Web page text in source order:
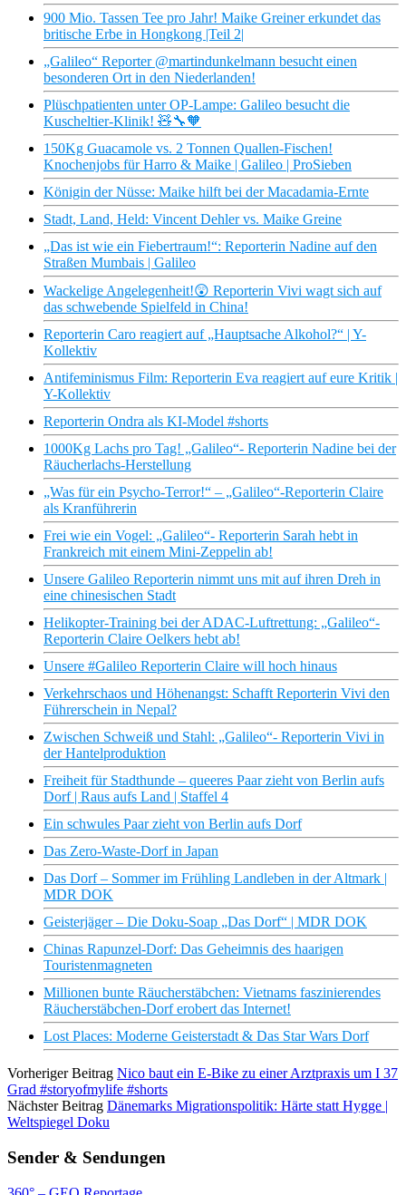
900 Mio. Tassen Tee pro Jahr! Maike Greiner erkundet das
britische Erbe in Hongkong |Teil 2|
„Galileo“ Reporter @martindunkelmann besucht einen
besonderen Ort in den Niederlanden!
Plüschpatienten unter OP-Lampe: Galileo besucht die
Kuscheltier-Klinik! 🧸🔧🧡
150Kg Guacamole vs. 2 Tonnen Quallen-Fischen!
Knochenjobs für Harro & Maike | Galileo | ProSieben
Königin der Nüsse: Maike hilft bei der Macadamia-Ernte
Stadt, Land, Held: Vincent Dehler vs. Maike Greine
„Das ist wie ein Fiebertraum!“: Reporterin Nadine auf den
Straßen Mumbais | Galileo
Wackelige Angelegenheit!😲 Reporterin Vivi wagt sich auf
das schwebende Spielfeld in China!
Reporterin Caro reagiert auf „Hauptsache Alkohol?“ | Y-
Kollektiv
Antifeminismus Film: Reporterin Eva reagiert auf eure Kritik |
Y-Kollektiv
Reporterin Ondra als KI-Model #shorts
1000Kg Lachs pro Tag! „Galileo“- Reporterin Nadine bei der
Räucherlachs-Herstellung
„Was für ein Psycho-Terror!“ – „Galileo“-Reporterin Claire
als Kranführerin
Frei wie ein Vogel: „Galileo“- Reporterin Sarah hebt in
Frankreich mit einem Mini-Zeppelin ab!
Unsere Galileo Reporterin nimmt uns mit auf ihren Dreh in
eine chinesischen Stadt
Helikopter-Training bei der ADAC-Luftrettung: „Galileo“-
Reporterin Claire Oelkers hebt ab!
Unsere #Galileo Reporterin Claire will hoch hinaus
Verkehrschaos und Höhenangst: Schafft Reporterin Vivi den
Führerschein in Nepal?
Zwischen Schweiß und Stahl: „Galileo“- Reporterin Vivi in
der Hantelproduktion
Freiheit für Stadthunde – queeres Paar zieht von Berlin aufs
Dorf | Raus aufs Land | Staffel 4
Ein schwules Paar zieht von Berlin aufs Dorf
Das Zero-Waste-Dorf in Japan
Das Dorf – Sommer im Frühling Landleben in der Altmark |
MDR DOK
Geisterjäger – Die Doku-Soap „Das Dorf“ | MDR DOK
Chinas Rapunzel-Dorf: Das Geheimnis des haarigen
Touristenmagneten
Millionen bunte Räucherstäbchen: Vietnams faszinierendes
Räucherstäbchen-Dorf erobert das Internet!
Lost Places: Moderne Geisterstadt & Das Star Wars Dorf
Vorheriger Beitrag Nico baut ein E-Bike zu einer Arztpraxis um I 37
Grad #storyofmylife #shorts
Nächster Beitrag Dänemarks Migrationspolitik: Härte statt Hygge |
Weltspiegel Doku
Sender & Sendungen